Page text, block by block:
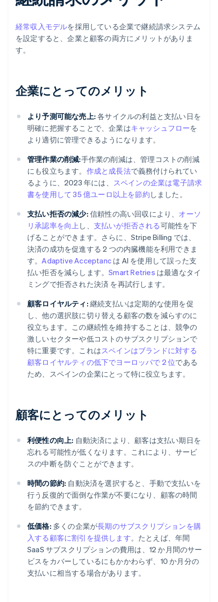
経常収入モデルを採用している企業で継続請求システム
を設定すると、企業と顧客の両方にメリットがありま
す。
企業にとってのメリット
より予測可能な売上: 各サイクルの利益と支払い日を
明確に把握することで、企業はキャッシュフローを
より適切に管理できるようになります。
管理作業の削減:手作業の削減は、管理コストの削減
にも役立ちます。 作成と成長法で義務付けられてい
るように、2023 年には、 スペインの企業は電子請求
書を使用して 35 億ユーロ以上を節約 しました。
支払い拒否の減少: 信頼性の高い回収により、 オーソ
リ承認率を向上 し、 支払いが拒否される可能性を下
げることができます。さらに、Stripe Billing では、
決済の成功を促進する 2 つの内臓機能を利用できま
す。Adaptive Acceptanc は AI を使用して誤った支
払い拒否を減らします。Smart Retries は最適なタイ
ミングで拒否された決済 を再試行します。
顧客ロイヤルティ: 継続支払いは定期的な使用を促
し、他の選択肢に切り替える顧客の数を減らすのに
役立ちます。この継続性を維持することは、競争の
激しいセクターや低コストのサブスクリプションで
特に重要です。これはスペインはブランドに対する
顧客ロイヤルティの低下でヨーロッパで 2 位である
ため、スペインの企業にとって特に役立ちます。
顧客にとってのメリット
利便性の向上: 自動決済により、顧客は支払い期日を
忘れる可能性が低くなります。これにより、サービ
スの中断を防ぐことができます。
時間の節約: 自動決済を選択すると、手動で支払いを
行う反復的で面倒な作業が不要になり、顧客の時間
を節約できます。
低価格: 多くの企業が長期のサブスクリプションを購
入する顧客に割引を提供します。たとえば、年間
SaaS サブスクリプションの費用は、12 か月間のサー
ビスをカバーしているにもかかわらず、10 か月分の
支払いに相当する場合があります。